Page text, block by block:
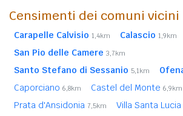
Censimenti dei comuni vicini
Carapelle Calvisio 1,4km Calascio 1,9km
San Pio delle Camere 3,7km
Santo Stefano di Sessanio 5,1km
Caporciano 6,8km Castel del Monte 6,9km
Prata d'Ansidonia 7,5km Villa Santa